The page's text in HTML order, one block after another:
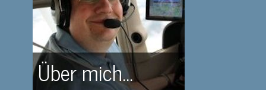
Über mich...